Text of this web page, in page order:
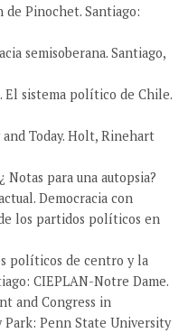
de Pinochet. Santiago:
semisoberana. Santiago,
El sistema político de Chile.
and Today. Holt, Rinehart
Notas para una autopsia?
Democracia con
los partidos políticos en
políticos de centro y la
CIEPLAN-Notre Dame.
and Congress in
Penn State University